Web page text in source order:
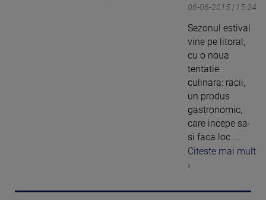
06-06-2015 | 15:24
Sezonul estival
vine pe litoral,
cu o noua
tentatie
culinara: racii,
un produs
gastronomic,
care incepe sa-
si faca loc ...
Citeste mai mult
›